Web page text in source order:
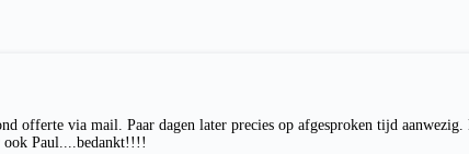
offerte via mail. Paar dagen later precies op afgesproken tijd
ook Paul....bedankt!!!!